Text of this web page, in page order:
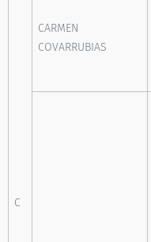
C
CARMEN
COVARRUBIAS